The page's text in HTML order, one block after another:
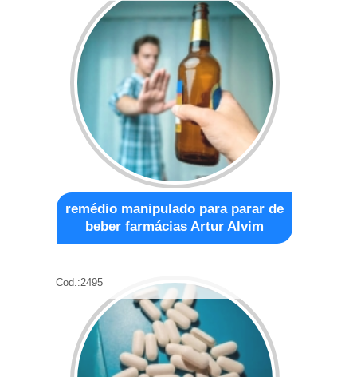
remédio manipulado para parar de
beber farmácias Artur Alvim
Cod.:2495